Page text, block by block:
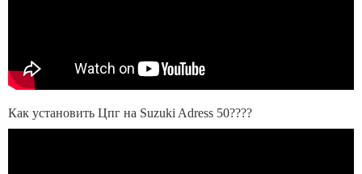
Как установить Цпг на Suzuki Adress 50????